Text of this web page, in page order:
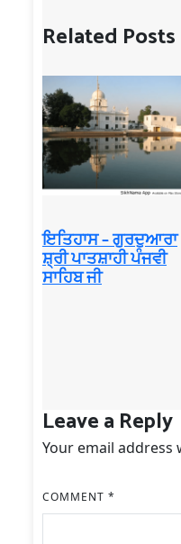
Related Posts
ਇਤਿਹਾਸ – ਗੁਰਦੁਆਰਾ
ਸ਼੍ਰੀ ਪਾਤਸ਼ਾਹੀ ਪੰਜਵੀ
ਸਾਹਿਬ ਜੀ
Leave a Reply
Your email address
COMMENT *